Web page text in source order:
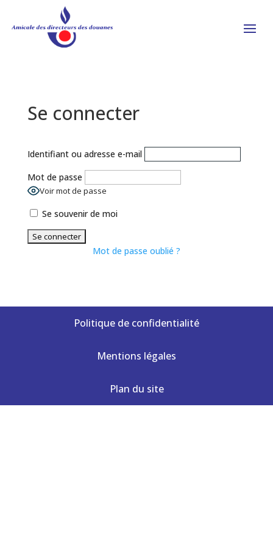
Se connecter
Identifiant ou adresse e-mail
Mot de passe
Voir mot de passe
Se souvenir de moi
Mot de passe oublié ?
Politique de confidentialité
Mentions légales
Plan du site